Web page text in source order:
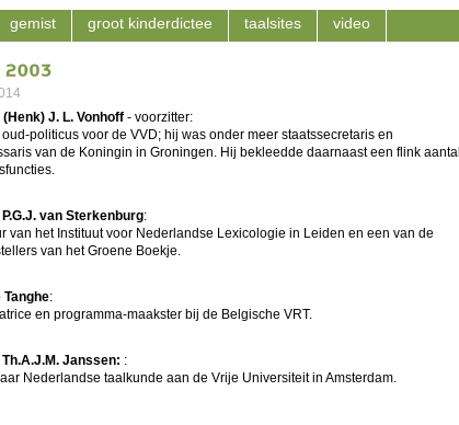
gemist groot kinderdictee taalsites video
(Henk) J. L. Vonhoff - voorzitter:
politicus voor de VVD; hij was onder meer staatssecretaris en
van de Koningin in Groningen. Hij bekleedde daarnaast een flink aantal
P.G.J. van Sterkenburg:
van het Instituut voor Nederlandse Lexicologie in Leiden en een van de
van het Groene Boekje.
Tanghe:
en programma-maakster bij de Belgische VRT.
Th.A.J.M. Janssen: :
Nederlandse taalkunde aan de Vrije Universiteit in Amsterdam.